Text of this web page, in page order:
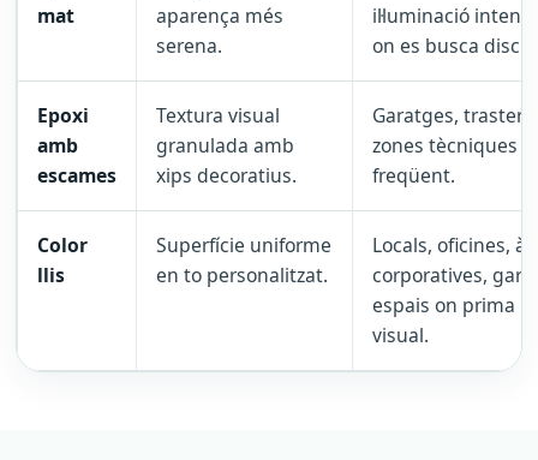
mat
aparença més
serena.
il·luminació
on es busca
Epoxi
amb
escames
Textura visual
granulada amb
xips decoratius.
Garatges,
zones tècniques i
freqüent.
Color
llis
Superfície uniforme
en to personalitzat.
Locals, oficines,
corporatives,
espais on prima
visual.